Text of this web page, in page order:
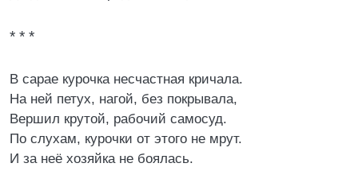
* * *
В сарае курочка несчастная кричала.
На ней петух, нагой, без покрывала,
Вершил крутой, рабочий самосуд.
По слухам, курочки от этого не мрут.
И за неё хозяйка не боялась.